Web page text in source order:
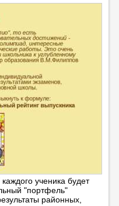
ученика будет
"портфель"
районных,